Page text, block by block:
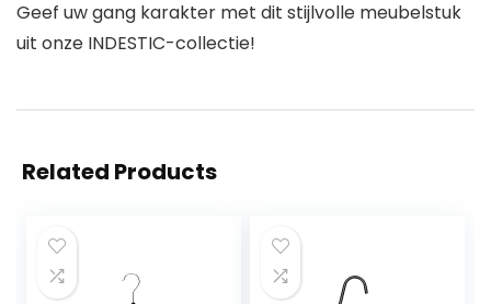
Geef uw gang karakter met dit stijlvolle meubelstuk
uit onze INDESTIC-collectie!
Related Products